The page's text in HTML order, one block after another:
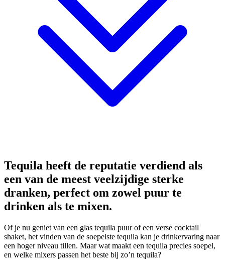
Tequila heeft de reputatie verdiend als
een van de meest veelzijdige sterke
dranken, perfect om zowel puur te
drinken als te mixen.
Of je nu geniet van een glas tequila puur of een verse cocktail
shaket, het vinden van de soepelste tequila kan je drinkervaring naar
een hoger niveau tillen. Maar wat maakt een tequila precies soepel,
en welke mixers passen het beste bij zo’n tequila?